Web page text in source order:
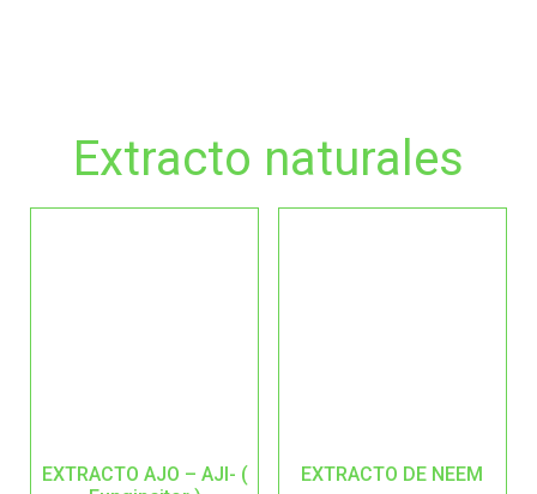
Extracto naturales
EXTRACTO AJO – AJI- (
EXTRACTO DE NEEM